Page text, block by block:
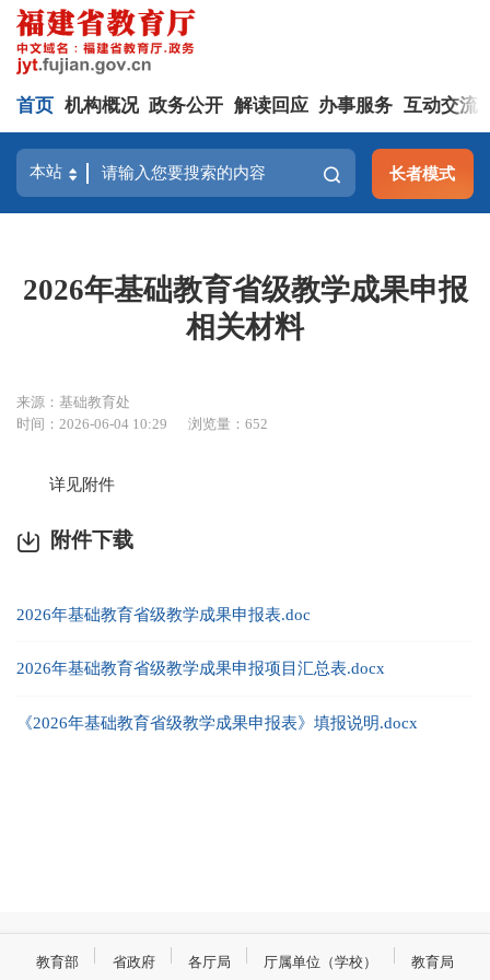
首页 机构概况 政务公开 解读回应 办事服务 互动交流
长者模式
2026年基础教育省级教学成果申报
相关材料
来源：基础教育处
时间：2026-06-04 10:29
浏览量：652
详见附件
附件下载
2026年基础教育省级教学成果申报表.doc
2026年基础教育省级教学成果申报项目汇总表.docx
《2026年基础教育省级教学成果申报表》填报说明.docx
教育部 省政府 各厅局 厅属单位（学校） 教育局